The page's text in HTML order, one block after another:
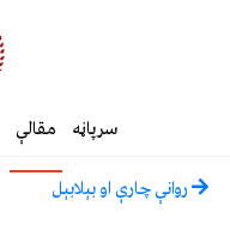
سرپاڼه مقالې
روانې چارې او بېلابېل